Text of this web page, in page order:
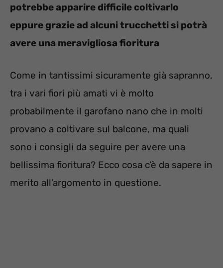
potrebbe apparire difficile coltivarlo
eppure grazie ad alcuni trucchetti si potrà
avere una meravigliosa fioritura
Come in tantissimi sicuramente già sapranno,
tra i vari fiori più amati vi è molto
probabilmente il garofano nano che in molti
provano a coltivare sul balcone, ma quali
sono i consigli da seguire per avere una
bellissima fioritura? Ecco cosa c’è da sapere in
merito all’argomento in questione.